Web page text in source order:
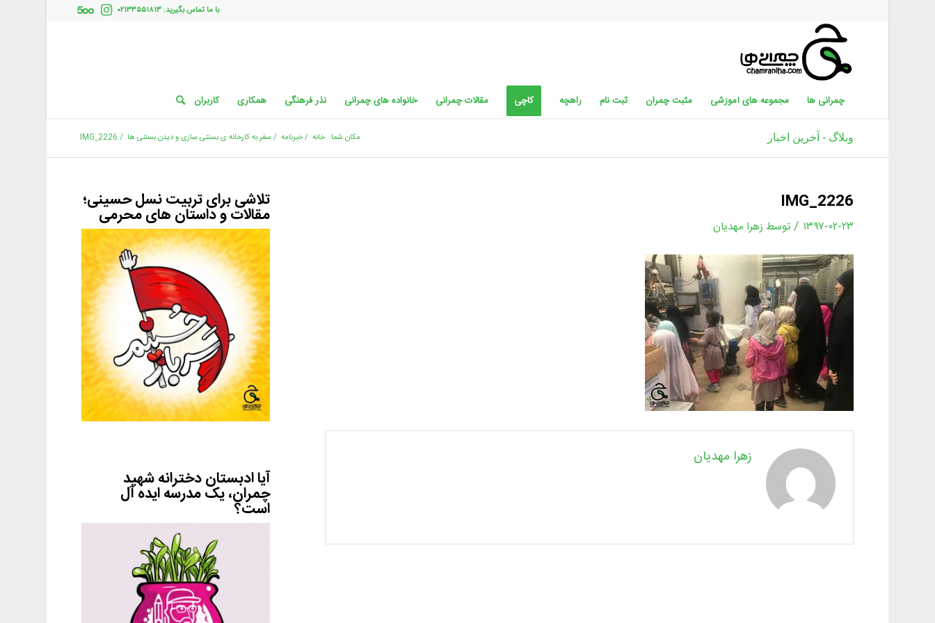
با ما تماس بگیرید: ۰۲۱۳۳۵۵۱۸۱۳
چمرانی ها مجموعه های آموزشی مثبت چمران ثبت نام راهچه کاچی مقالات چمرانی خانواده های چمرانی نذر فرهنگی همکاری کاربران
وبلاگ - آخرین اخبار مکان شما: خانه /خبرنامه / سفر به کارخانه ی بستنی سازی و دیدن بستنی ها /
IMG_2226
IMG_2226
۱۳۹۷-۰۲-۲۳ / توسط زهرا مهدیان
زهرا مهدیان
تلاشی برای تربیت نسل حسینی؛
مقالات و داستان های محرمی
آیا ادبستان دخترانه شهید
چمران، یک مدرسه ایده آل
است؟